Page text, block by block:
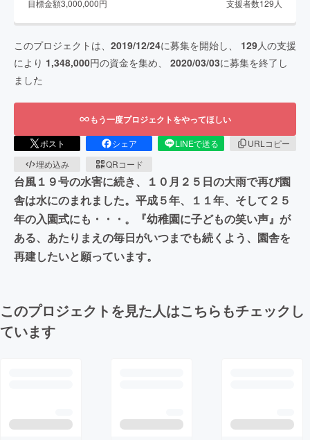
目標金額3,000,000円 支援者数129 人
このプロジェクトは、 2019/12/24に募集を開始し、 129人の支援
により 1,348,000円の資金を集め、 2020/03/03に募集を終了し
ました
もう一度プロジェクトをやってほしい
ポスト シェア LINEで送る
URLコピー
埋め込み
QRコード
台風１９号の水害に続き、１０月２５日の大雨で再び園
舎は水にのまれました。平成５年、１１年、そして２５
年の入園式にも・・・。『幼稚園に子どもの笑い声』が
ある、あたりまえの毎日がいつまでも続くよう、園舎を
再建したいと願っています。
このプロジェクトを見た人はこちらもチェックし
ています